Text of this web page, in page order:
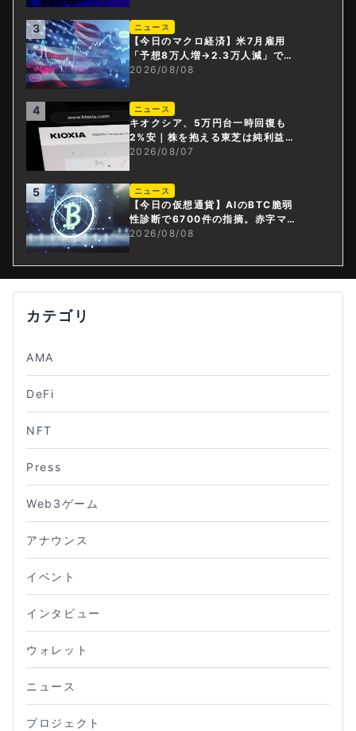
3 ニュース
【今日のマクロ経済】米7月雇用
「予想8万人増→2.3万人減」で利
上げ観測後退
2026/08/08
4 ニュース
キオクシア、5万円台一時回復も
2%安｜株を抱える東芝は純利益3
0倍
2026/08/07
5 ニュース
【今日の仮想通貨】AIのBTC脆弱
性診断で6700件の指摘。赤字マイ
ニング企業はAIに賭ける
2026/08/08
カテゴリ
AMA
DeFi
NFT
Press
Web3ゲーム
アナウンス
イベント
インタビュー
ウォレット
ニュース
プロジェクト